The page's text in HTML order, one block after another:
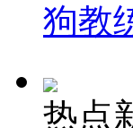
狗教
热点